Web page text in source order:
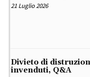
21 Luglio 2026
Divieto di
invenduti, Q&A